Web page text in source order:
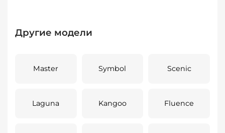
Другие модели
Master Symbol Scenic
Laguna Kangoo Fluence